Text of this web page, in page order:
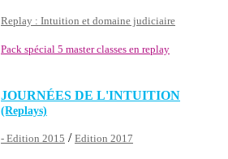
Replay : Intuition et domaine judiciaire
Pack spécial 5 master classes en replay
JOURNÉES DE L'INTUITION
(Replays)
- Edition 2015 / Edition 2017